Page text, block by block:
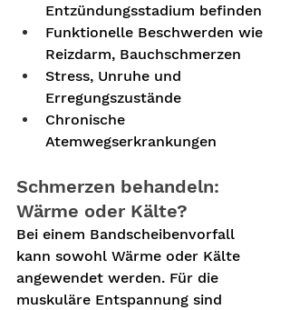
Entzündungsstadium befinden
Funktionelle Beschwerden wie
Reizdarm, Bauchschmerzen
Stress, Unruhe und
Erregungszustände
Chronische
Atemwegserkrankungen
Schmerzen behandeln:
Wärme oder Kälte?
Bei einem Bandscheibenvorfall
kann sowohl Wärme oder Kälte
angewendet werden. Für die
muskuläre Entspannung sind